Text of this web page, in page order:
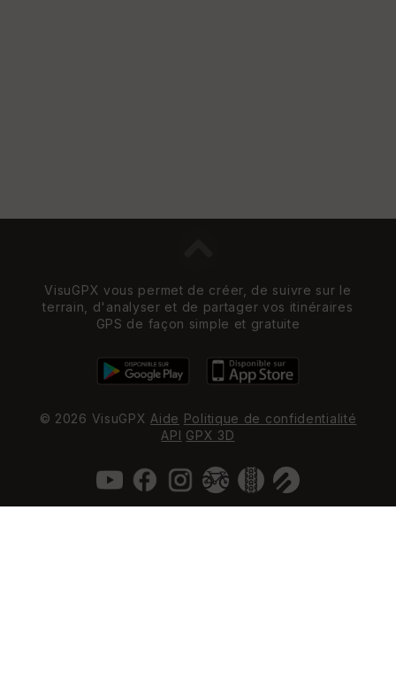
VisuGPX vous permet de créer, de suivre sur le
terrain, d'analyser et de partager vos itinéraires
GPS de façon simple et gratuite
© 2026 VisuGPX Aide Politique de confidentialité
API GPX 3D